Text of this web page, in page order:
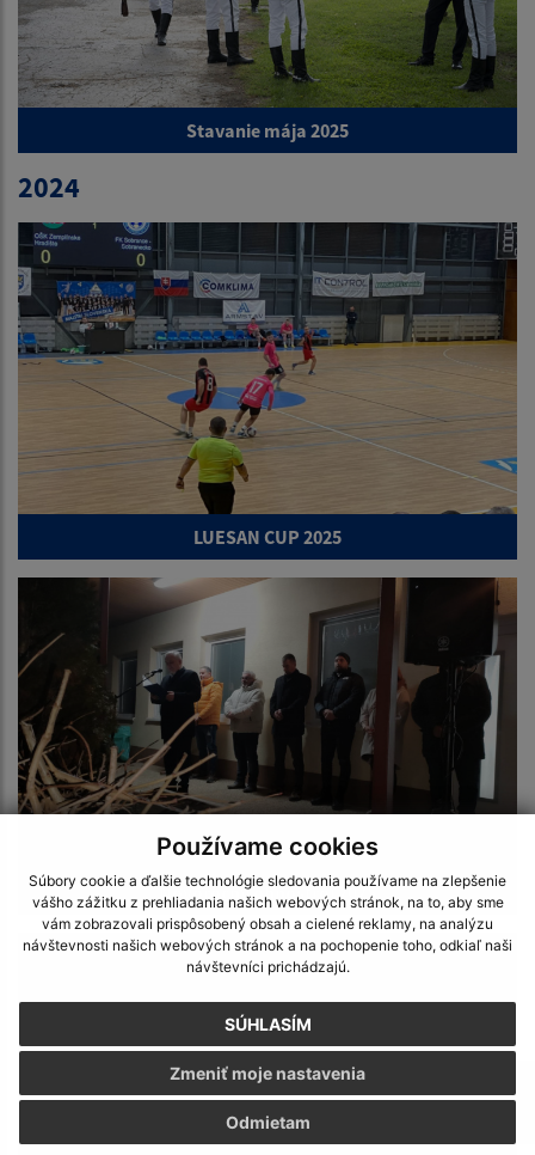
Používame cookies
Súbory cookie a ďalšie technológie sledovania používame na zlepšenie
vášho zážitku z prehliadania našich webových stránok, na to, aby sme
vám zobrazovali prispôsobený obsah a cielené reklamy, na analýzu
návštevnosti našich webových stránok a na pochopenie toho, odkiaľ naši
návštevníci prichádzajú.
SÚHLASÍM
Odmietam
Zmeniť moje nastavenia
Stavanie mája 2025
2024
LUESAN CUP 2025
Novoročný ohňostroj 2025